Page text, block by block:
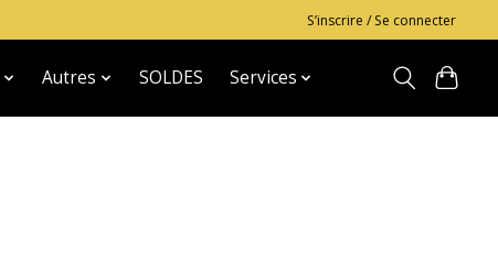
S’inscrire / Se connecter
Autres SOLDES Services